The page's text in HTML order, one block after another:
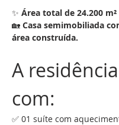
✨ Área total de 24.200 m²
🏡 Casa semimobiliada
área construída.
A
com:
✅ 01 suíte com